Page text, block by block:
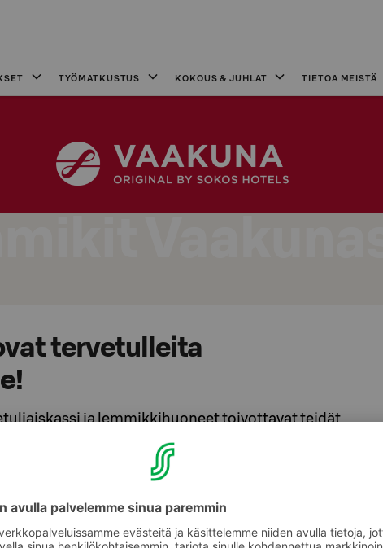
TYÖMATKUSTUS KOKOUS & JUHLAT TIETOA MEISTÄ
tervetulleita
ja lemmikkihuoneet toivottavat teidät
Friend ovat luoneet koiran kanssa
ja ilmapiirin, jossa
ja mukavaa. Oletpa lähdössä
tai koiranäyttelyyn,